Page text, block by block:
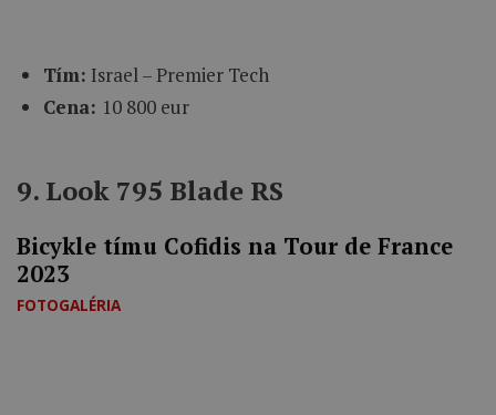
Tím: Israel – Premier Tech
Cena: 10 800 eur
9. Look 795 Blade RS
Bicykle tímu Cofidis na Tour de France
2023
FOTOGALÉRIA